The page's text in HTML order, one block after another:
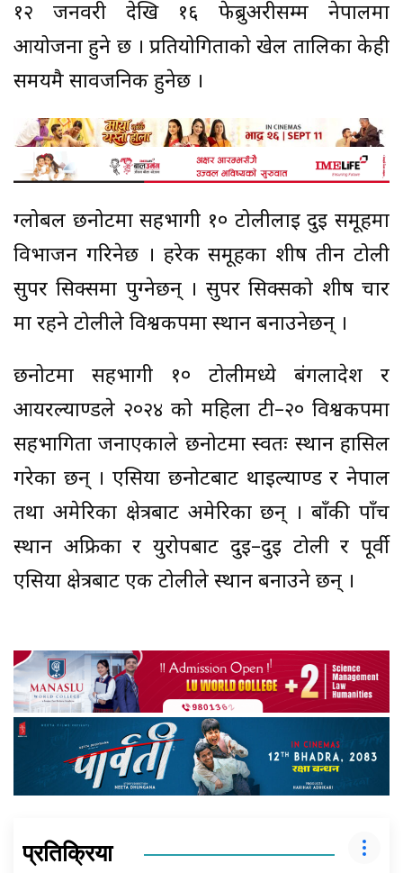
१२ जनवरी देखि १६ फेब्रुअरीसम्म नेपालमा
आयोजना हुने छ । प्रतियोगिताको खेल तालिका केही
समयमै सार्वजनिक हुनेछ ।
ग्लोबल छनोटमा सहभागी १० टोलीलाई दुई समूहमा
विभाजन गरिनेछ । हरेक समूहका शीर्ष तीन टोली
सुपर सिक्समा पुग्नेछन् । सुपर सिक्सको शीर्ष चार
मा रहने टोलीले विश्वकपमा स्थान बनाउनेछन् ।
छनोटमा सहभागी १० टोलीमध्ये बंगलादेश र
आयरल्याण्डले २०२४ को महिला टी–२० विश्वकपमा
सहभागिता जनाएकाले छनोटमा स्वतः स्थान हासिल
गरेका छन् । एसिया छनोटबाट थाइल्याण्ड र नेपाल
तथा अमेरिका क्षेत्रबाट अमेरिका छन् । बाँकी पाँच
स्थान अफ्रिका र युरोपबाट दुई–दुई टोली र पूर्वी
एसिया क्षेत्रबाट एक टोलीले स्थान बनाउने छन् ।
प्रतिक्रिया